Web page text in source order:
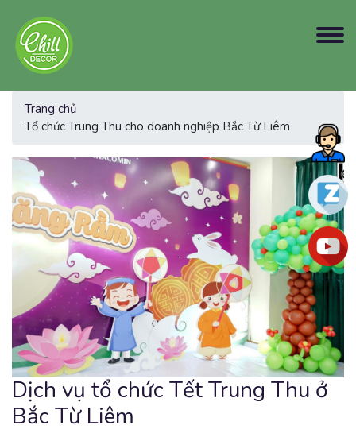
Trang chủ
Tổ chức Trung Thu cho doanh nghiệp Bắc Từ Liêm
Dịch vụ tổ chức Tết Trung Thu ở
Bắc Từ Liêm